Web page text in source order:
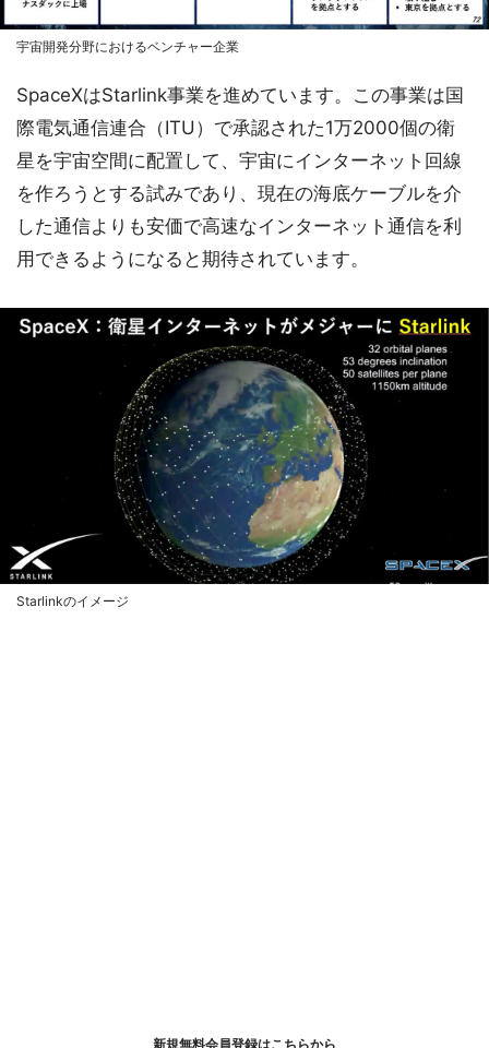
宇宙開発分野におけるベンチャー企業
SpaceXはStarlink事業を進めています。この事業は国
際電気通信連合（ITU）で承認された1万2000個の衛
星を宇宙空間に配置して、宇宙にインターネット回線
を作ろうとする試みであり、現在の海底ケーブルを介
した通信よりも安価で高速なインターネット通信を利
用できるようになると期待されています。
Starlinkのイメージ
新規無料会員登録はこちらから